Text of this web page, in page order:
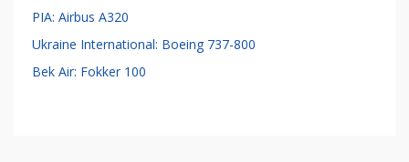
PIA: Airbus A320
Ukraine International: Boeing 737-800
Bek Air: Fokker 100